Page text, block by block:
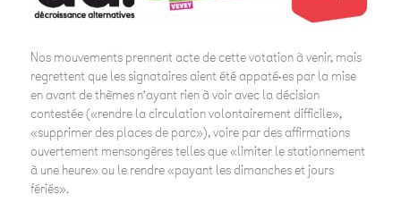
Nos mouvements prennent acte de cette votation à venir, mais
regrettent que les signataires aient été appaté·es par la mise
en avant de thèmes n’ayant rien à voir avec la décision
contestée («rendre la circulation volontairement difficile»,
«supprimer des places de parc»), voire par des affirmations
ouvertement mensongères telles que «limiter le stationnement
à une heure» ou le rendre «payant les dimanches et jours
fériés».